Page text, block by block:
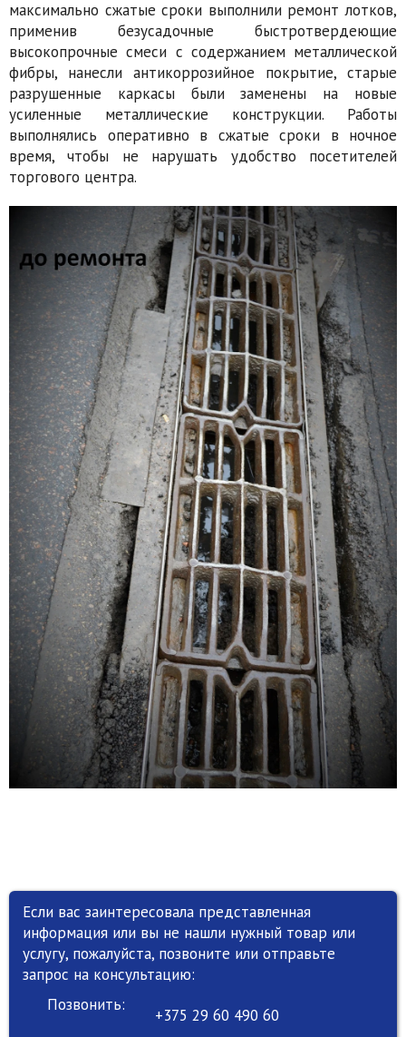
максимально сжатые сроки выполнили ремонт лотков,
применив безусадочные быстротвердеющие
высокопрочные смеси с содержанием металлической
фибры, нанесли антикоррозийное покрытие, старые
разрушенные каркасы были заменены на новые
усиленные металлические конструкции. Работы
выполнялись оперативно в сжатые сроки в ночное
время, чтобы не нарушать удобство посетителей
торгового центра.
Если вас заинтересовала представленная
информация или вы не нашли нужный товар или
услугу, пожалуйста, позвоните или отправьте
запрос на консультацию:
Позвонить:
+375 29 60 490 60